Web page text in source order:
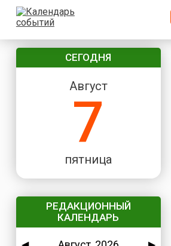
СЕГОДНЯ
Август
7
пятница
РЕДАКЦИОННЫЙ
КАЛЕНДАРЬ